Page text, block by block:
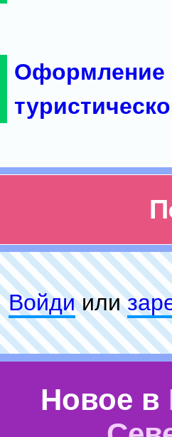
Оформление
Войдиили
Новое в